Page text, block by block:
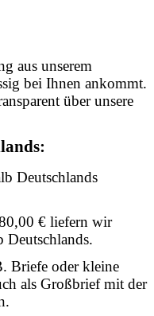
aus unserem
bei Ihnen ankommt.
über unsere
Deutschlands
€ liefern wir
Deutschlands.
Briefe oder kleine
als Großbrief mit der